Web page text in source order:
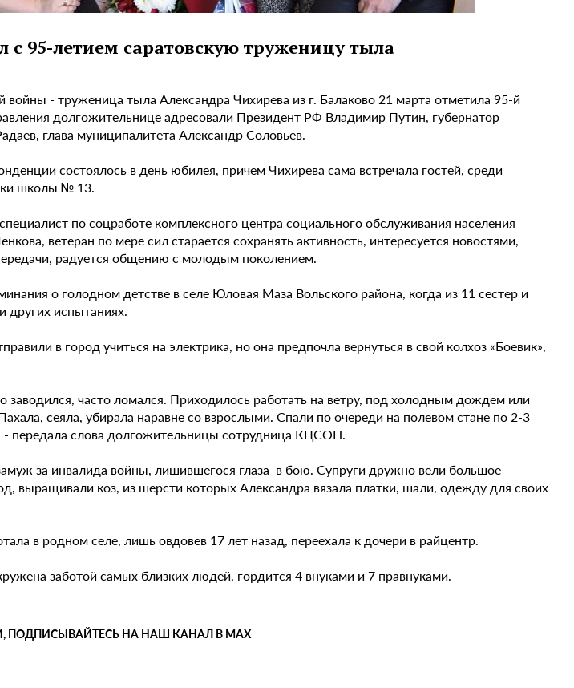
с 95-летием саратовскую труженицу тыла
войны - труженица тыла Александра Чихирева из г. Балаково 21 марта отметила 95-й
долгожительнице адресовали Президент РФ Владимир Путин, губернатор
глава муниципалитета Александр Соловьев.
состоялось в день юбилея, причем Чихирева сама встречала гостей, среди
школы № 13.
по соцработе комплексного центра социального обслуживания населения
ветеран по мере сил старается сохранять активность, интересуется новостями,
радуется общению с молодым поколением.
о голодном детстве в селе Юловая Маза Вольского района, когда из 11 сестер и
других испытаниях.
в город учиться на электрика, но она предпочла вернуться в свой колхоз «Боевик»,
заводился, часто ломался. Приходилось работать на ветру, под холодным дождем или
сеяла, убирала наравне со взрослыми. Спали по очереди на полевом стане по 2-3
- передала слова долгожительницы сотрудница КЦСОН.
за инвалида войны, лишившегося глаза в бою. Супруги дружно вели большое
выращивали коз, из шерсти которых Александра вязала платки, шали, одежду для своих
в родном селе, лишь овдовев 17 лет назад, переехала к дочери в райцентр.
заботой самых близких людей, гордится 4 внуками и 7 правнуками.
ПОДПИСЫВАЙТЕСЬ НА НАШ КАНАЛ В MAX